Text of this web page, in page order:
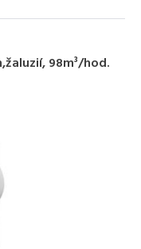
98m³/hod.